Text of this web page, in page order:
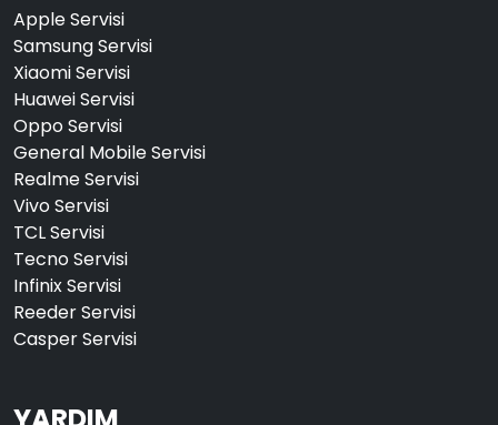
Apple Servisi
Samsung Servisi
Xiaomi Servisi
Huawei Servisi
Oppo Servisi
General Mobile Servisi
Realme Servisi
Vivo Servisi
TCL Servisi
Tecno Servisi
Infinix Servisi
Reeder Servisi
Casper Servisi